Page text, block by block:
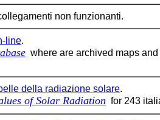
non funzionanti.
line.
where are archived maps
della radiazione solare.
of Solar Radiation for 243